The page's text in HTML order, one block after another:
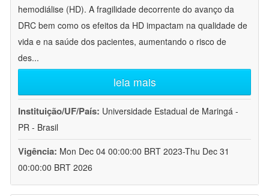
hemodiálise (HD). A fragilidade decorrente do avanço da
DRC bem como os efeitos da HD impactam na qualidade de
vida e na saúde dos pacientes, aumentando o risco de
des...
leia mais
Instituição/UF/País: Universidade Estadual de Maringá -
PR - Brasil
Vigência: Mon Dec 04 00:00:00 BRT 2023-Thu Dec 31
00:00:00 BRT 2026